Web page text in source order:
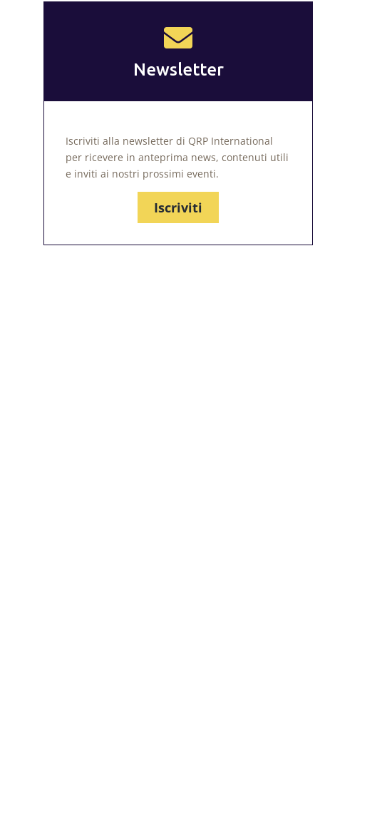
Newsletter
Iscriviti alla newsletter di QRP International
per ricevere in anteprima news, contenuti utili
e inviti ai nostri prossimi eventi.
Iscriviti